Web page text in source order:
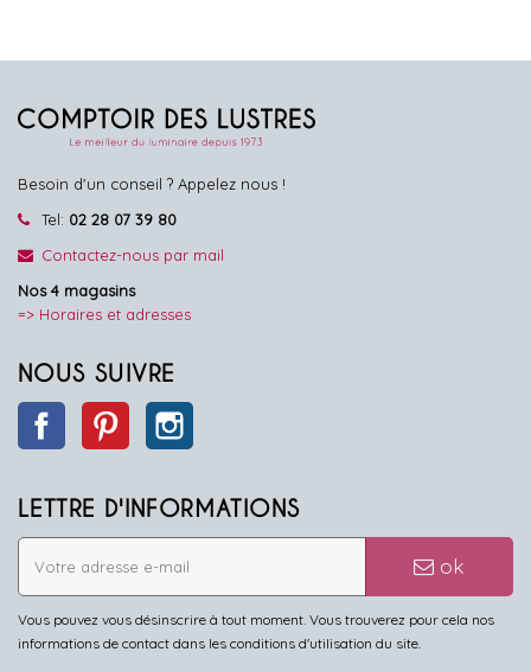
Besoin d'un conseil ? Appelez nous !
Tel: 02 28 07 39 80
Contactez-nous par mail
Nos 4 magasins
=> Horaires et adresses
NOUS SUIVRE
Facebook Pinterest
LETTRE D'INFORMATIONS
ok
Vous pouvez vous désinscrire à tout moment. Vous trouverez pour cela nos
informations de contact dans les conditions d'utilisation du site.